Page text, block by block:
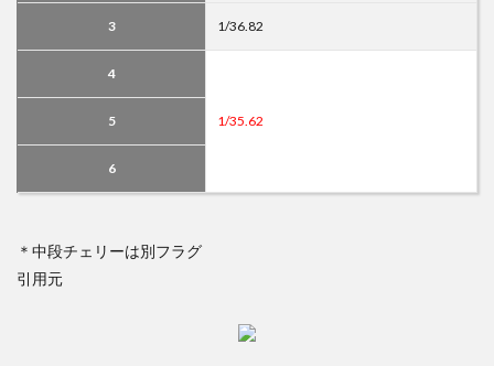
3 1/36.82
4
1/35.62
5
6
＊中段チェリーは別フラグ
引用元